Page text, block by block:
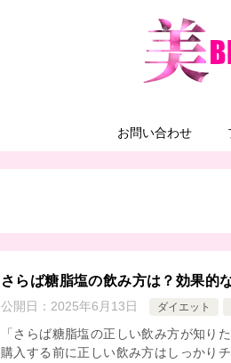
お問い合わせ
さらば糖脂塩の飲み方は？効果的
公開日： 2025年6月13日 ダイエット
「さらば糖脂塩の正しい飲み方が知り
購入する前に正しい飲み方はしっかり